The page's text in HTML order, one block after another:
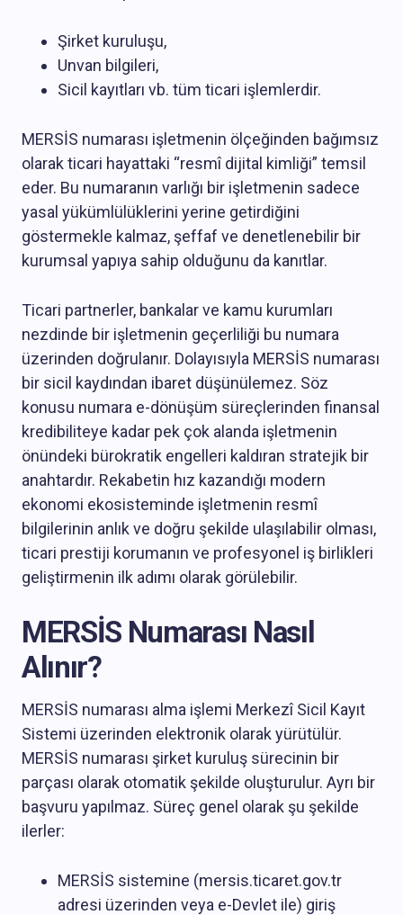
Şirket kuruluşu,
Unvan bilgileri,
Sicil kayıtları vb. tüm ticari işlemlerdir.
MERSİS numarası işletmenin ölçeğinden bağımsız
olarak ticari hayattaki “resmî dijital kimliği” temsil
eder. Bu numaranın varlığı bir işletmenin sadece
yasal yükümlülüklerini yerine getirdiğini
göstermekle kalmaz, şeffaf ve denetlenebilir bir
kurumsal yapıya sahip olduğunu da kanıtlar.
Ticari partnerler, bankalar ve kamu kurumları
nezdinde bir işletmenin geçerliliği bu numara
üzerinden doğrulanır. Dolayısıyla MERSİS numarası
bir sicil kaydından ibaret düşünülemez. Söz
konusu numara e-dönüşüm süreçlerinden finansal
kredibiliteye kadar pek çok alanda işletmenin
önündeki bürokratik engelleri kaldıran stratejik bir
anahtardır. Rekabetin hız kazandığı modern
ekonomi ekosisteminde işletmenin resmî
bilgilerinin anlık ve doğru şekilde ulaşılabilir olması,
ticari prestiji korumanın ve profesyonel iş birlikleri
geliştirmenin ilk adımı olarak görülebilir.
MERSİS Numarası Nasıl
Alınır?
MERSİS numarası alma işlemi Merkezî Sicil Kayıt
Sistemi üzerinden elektronik olarak yürütülür.
MERSİS numarası şirket kuruluş sürecinin bir
parçası olarak otomatik şekilde oluşturulur. Ayrı bir
başvuru yapılmaz. Süreç genel olarak şu şekilde
ilerler:
MERSİS sistemine (mersis.ticaret.gov.tr
adresi üzerinden veya e-Devlet ile) giriş